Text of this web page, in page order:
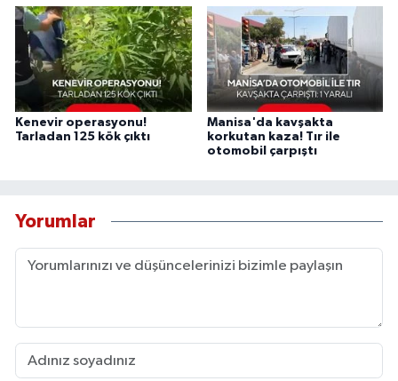
Kenevir operasyonu!
Tarladan 125 kök çıktı
Manisa'da kavşakta
korkutan kaza! Tır ile
otomobil çarpıştı
Yorumlar